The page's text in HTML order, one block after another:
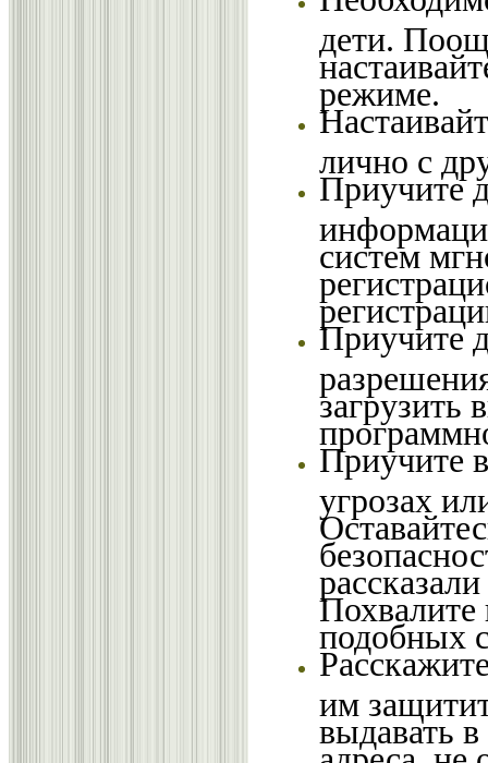
дети.
режиме.
лично с
Приучите
систем
Приучите
загрузить
Приучите
угрозах
Похвалите
подобных
им
выдавать в
адреса, не